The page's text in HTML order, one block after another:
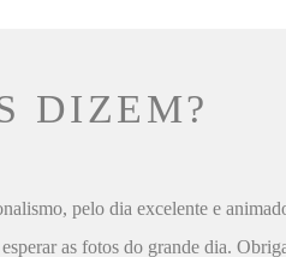
DIZEM?
pelo dia excelente e
as fotos do grande dia.